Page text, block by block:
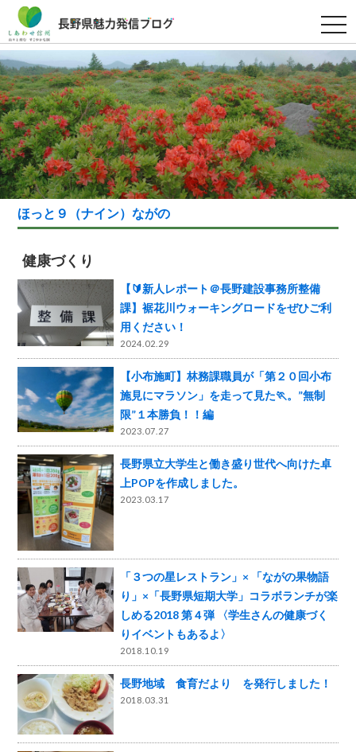
t
o
g
l
e
n
a
v
i
g
a
t
i
o
n
ほっと９（ナイン）ながの
健康づくり
【🔰新人レポート＠長野建設事務所整備
課】裾花川ウォーキングロードをぜひご利
用ください！
2024.02.29
【小布施町】林務課職員が「第２０回小布
施見にマラソン」を走って見た🏃。”無制
限”１本勝負！！編
2023.07.27
長野県立大学生と働き盛り世代へ向けた卓
上POPを作成しました。
2023.03.17
「３つの星レストラン」× 「ながの果物語
り」×「長野県短期大学」コラボランチが楽
しめる2018 第４弾 〈学生さんの健康づく
りイベントもあるよ〉
2018.10.19
長野地域 食育だより を発行しました！
2018.03.31